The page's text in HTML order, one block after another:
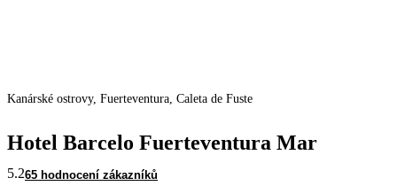
Kanárské ostrovy, Fuerteventura, Caleta de Fuste
Hotel Barcelo Fuerteventura Mar
5.265 hodnocení zákazníků